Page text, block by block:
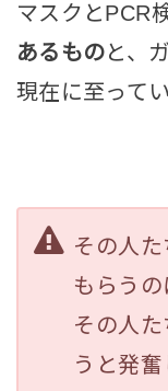
マスクとPCR
あるものと、
現在に至ってい
その人
もらう
その人
うと発奮